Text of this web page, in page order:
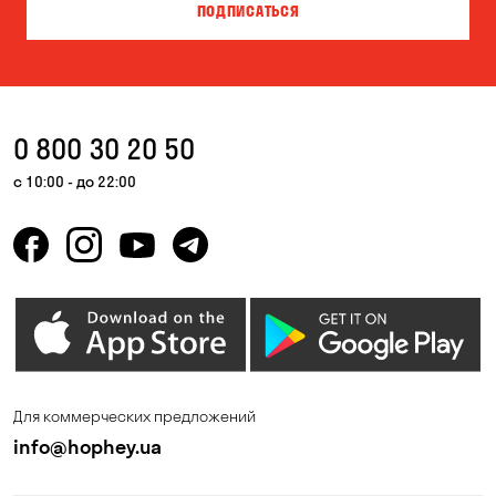
Горишние Плавни
Елизаветовка Зазимье
Калиновка
ПОДПИСАТЬСЯ
0 800 30 20 50
с 10:00 - до 22:00
Для коммерческих предложений
info@hophey.ua